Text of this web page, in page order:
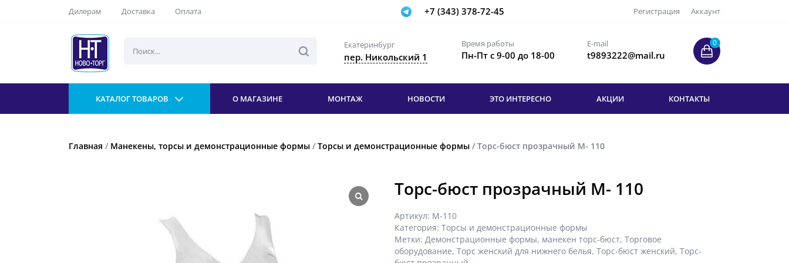
Дилерам Доставка Оплата +7 (343) 378-72-45 Регистрация Аккаунт
Екатеринбург
пер. Никольский 1
Время работы
Пн-Пт с 9-00 до 18-00
E-mail
t9893222@mail.ru
0
КАТАЛОГ ТОВАРОВ О МАГАЗИНЕ МОНТАЖ НОВОСТИ ЭТО ИНТЕРЕСНО АКЦИИ КОНТАКТЫ
Главная / Манекены, торсы и демонстрационные формы / Торсы и демонстрационные формы / Торс-бюст прозрачный М- 110
Торс-бюст прозрачный М- 110
Артикул: М-110
Категория: Торсы и демонстрационные формы
Метки: Демонстрационные формы, манекен торс-бюст, Торговое
оборудование, Торс женский для нижнего белья, Торс-бюст женский, Торс-